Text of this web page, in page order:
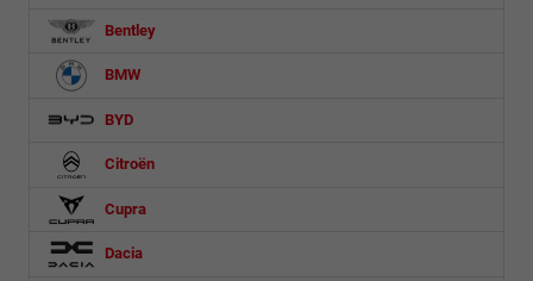
Bentley
BMW
BYD
Citroën
Cupra
Dacia